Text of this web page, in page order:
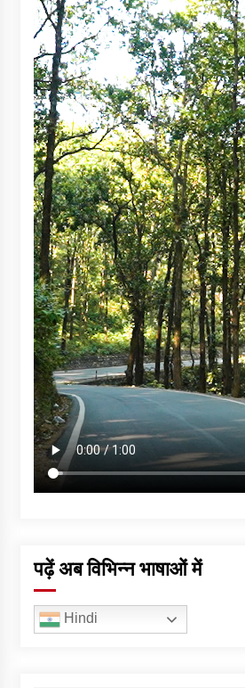
पढ़ें अब विभिन्न भाषाओं में
Hindi